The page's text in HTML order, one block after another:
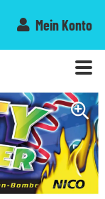
Mein Konto